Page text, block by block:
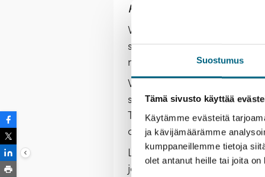
Suostumus
Tämä sivusto käyttää
Käytämme evästeitä
ja kävijämäärämme
kumppaneillemme tietoja
olet antanut heille tai joita
Richard Wagner
Vihdoinkin – tämä on
syvä-ääninen juonittelija
nimiroolissa laulaa tämän
Wagnerin myyttinen
sovitetusta maailmasta.
Teoksen aiheena on tämä
ohjaaja Roman Hovenbitzer.
Lohengrin pitää otteessaan
jopa hypnoottista.